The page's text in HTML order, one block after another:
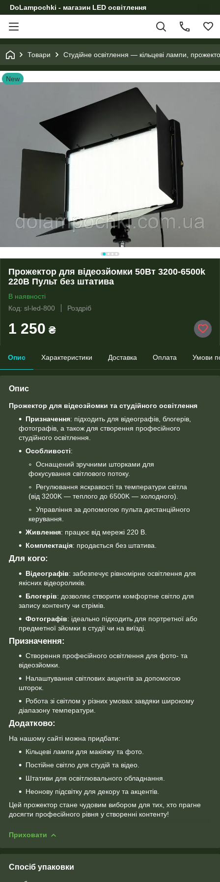
DoLampochki - магазин LED освітлення
Товари Студійне освітлення — кільцеві лампи,
New
Прожектор для відеозйомки 50Вт 3200-6500k
220В Пульт без штатива
В наявності
Код: sl-led-800
Роздріб
1 250 ₴
Опис Характеристики Доставка Оплата Умови
Опис
Прожектор для відеозйомки та студійного освітлення
Призначення: підходить для відеографів, блогерів,
фотографів, а також для створення професійного
студійного освітлення.
Особливості:
Оснащений зручними шторками для
фокусування світлового потоку.
Регулювання яскравості та температури світла
(від 3200K — теплого до 6500K — холодного).
Управління за допомогою пульта дистанційного
керування.
Живлення: працює від мережі 220 В.
Комплектація: продається без штатива.
Для кого:
Відеографів: забезпечує рівномірне освітлення для
якісних відеороликів.
Блогерів: дозволяє створити комфортне світло для
запису контенту чи стрімів.
Фотографів: ідеально підходить для портретної або
предметної зйомки в студії чи на виїзді.
Призначення:
Створення професійного освітлення для фото- та
відеозйомки.
Налаштування світлових акцентів за допомогою
шторок.
Робота зі світлом у різних умовах завдяки широкому
діапазону температури.
Додатково:
На нашому сайті можна придбати:
Кільцеві лампи для макіяжу та фото.
Постійне світло для студій та відео.
Штативи для освітлювального обладнання.
Неонову підсвітку для декору та акцентів.
Цей прожектор стане чудовим вибором для тих, хто прагне
досягти професійного рівня у створенні контенту!
Приховати
Спосіб упаковки